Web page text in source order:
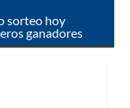
sorteo hoy
ganadores